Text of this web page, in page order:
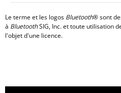
Le terme et les logos Bluetooth® sont
à BluetoothSIG, Inc. et toute utilisation
l'objet d'une licence.